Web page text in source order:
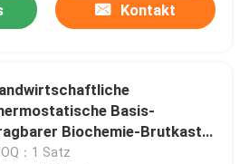
Kontakt
Basis-
Biochemie-Brutkasten
Brutkasten-110V 220V
：1 Satz